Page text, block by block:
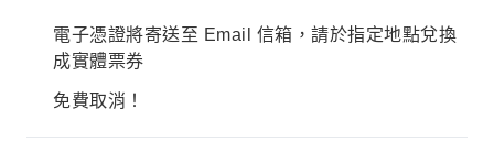
電子憑證將寄送至 Email 信箱，請於指定地點兌換
成實體票券
免費取消！